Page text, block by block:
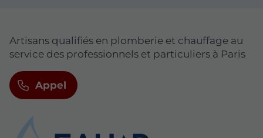
Artisans qualifiés en plomberie et chauffage au
service des professionnels et particuliers à Paris
Appel